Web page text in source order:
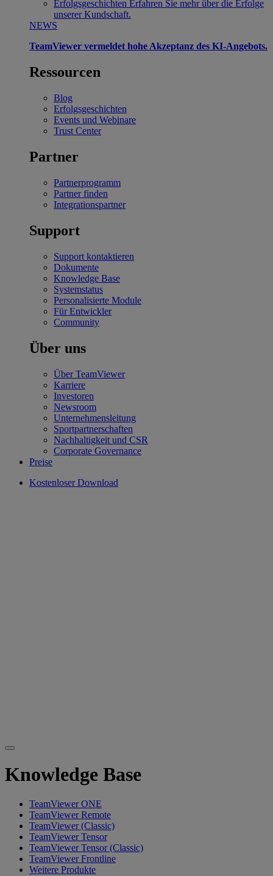
Erfolgsgeschichten Erfahren Sie mehr über die Erfolge
unserer Kundschaft.
NEWS
TeamViewer vermeldet hohe Akzeptanz des KI-Angebots.
Ressourcen
Blog
Erfolgsgeschichten
Events und Webinare
Trust Center
Partner
Partnerprogramm
Partner finden
Integrationspartner
Support
Support kontaktieren
Dokumente
Knowledge Base
Systemstatus
Personalisierte Module
Für Entwickler
Community
Über uns
Über TeamViewer
Karriere
Investoren
Newsroom
Unternehmensleitung
Sportpartnerschaften
Nachhaltigkeit und CSR
Corporate Governance
Preise
Kostenloser Download
Knowledge Base
TeamViewer ONE
TeamViewer Remote
TeamViewer (Classic)
TeamViewer Tensor
TeamViewer Tensor (Classic)
TeamViewer Frontline
Weitere Produkte